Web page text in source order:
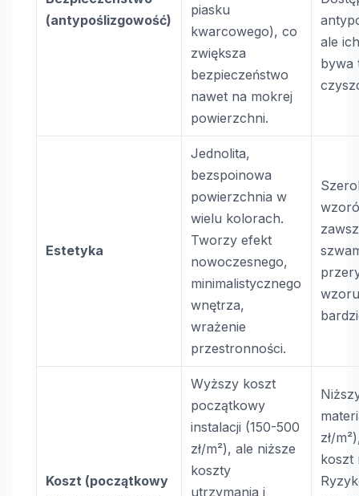
(antypoślizgowość)
piasku
kwarcowego), co
zwiększa
bezpieczeństwo
nawet na mokrej
powierzchni.
ale
bywa
Estetyka
Jednolita,
bezspoinowa
powierzchnia w
wielu kolorach.
Tworzy efekt
nowoczesnego,
minimalistycznego
wnętrza,
wrażenie
przestronności.
Koszt (początkowy
Wyższy koszt
początkowy
instalacji (150-500
zł/m²), ale niższe
koszty
utrzymania i
zł/
koszt